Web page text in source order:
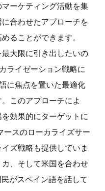
ーケティング活動を集
合わせたアプローチを
ることができます。
大限に引き出したいの
ライゼーション戦略に
に焦点を置いた最適化
このアプローチによ
効果的にターゲットに
ースのローカライズサー
ズ戦略も提供していま
、そして米国を合わせ
がスペイン語を話して